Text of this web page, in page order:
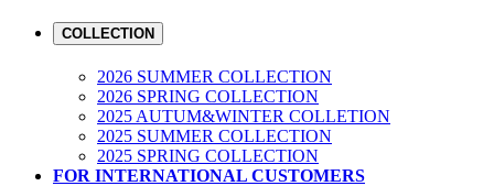
COLLECTION
2026 SUMMER COLLECTION
2026 SPRING COLLECTION
2025 AUTUM&WINTER COLLETION
2025 SUMMER COLLECTION
2025 SPRING COLLECTION
FOR INTERNATIONAL CUSTOMERS